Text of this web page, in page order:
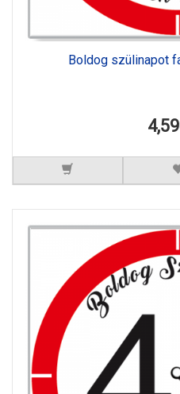
Boldog szülinapot